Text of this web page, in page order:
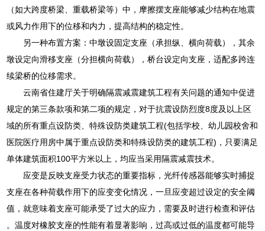
（如大跨度桥梁、重载桥梁等）中，摩擦摆支座能够减少结构在地震
或风力作用下的位移和内力，提高结构的稳定性。
另一种布置方案：中墩设固定支座（承担纵、横向荷载），其余
墩设定向滑移支座（分担横向荷载），桥台设定向支座，适配多跨连
续梁桥的位移需求。
云南省住建厅关于明确隔震减震建筑工程有关问题的通知中促进
规定的第三条款项和第二项的规定，对于抗震设防烈度8度及以上区
域的所有重点设防类、特殊设防类建筑工程(包括学校、幼儿园校舍和
医院医疗用房中属于重点设防类和特殊设防类的建筑工程)，只要满足
单体建筑面积100平方米以上，均应当采用隔震减震技术。
应变是反映支座受力状态的重要指标，光纤传感器能够实时捕捉
支座在各种荷载作用下的应变变化情况，一旦应变超过设定的安全阈
值，就意味着支座可能承受了过大的应力，需要及时进行检查和评估
。温度对橡胶支座的性能有着显著影响，过高或过低的温度都可能导